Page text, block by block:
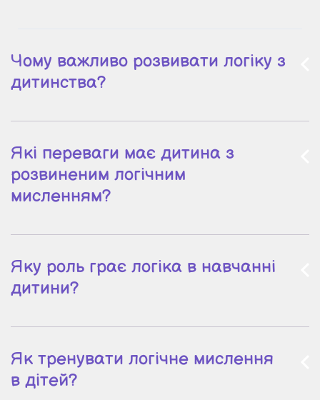
Чому важливо розвивати логіку з
дитинства?
Які переваги має дитина з
розвиненим логічним
мисленням?
Яку роль грає логіка в навчанні
дитини?
Як тренувати логічне мислення
в дітей?